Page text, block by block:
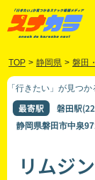
TOP > 静岡県 > 磐田
「行きたい」が見つ
最寄駅 磐田駅
静岡県磐田市中泉
リムジン